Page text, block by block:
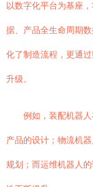
以数字化平台为基座
据、产品全生命周期
化了制造流程，更通
升级。
例如，装配机器
产品的设计；物流机
规划；而运维机器人